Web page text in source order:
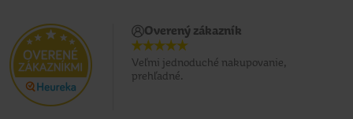
Overený zákazník
Veľmi jednoduché nakupovanie,
prehľadné.